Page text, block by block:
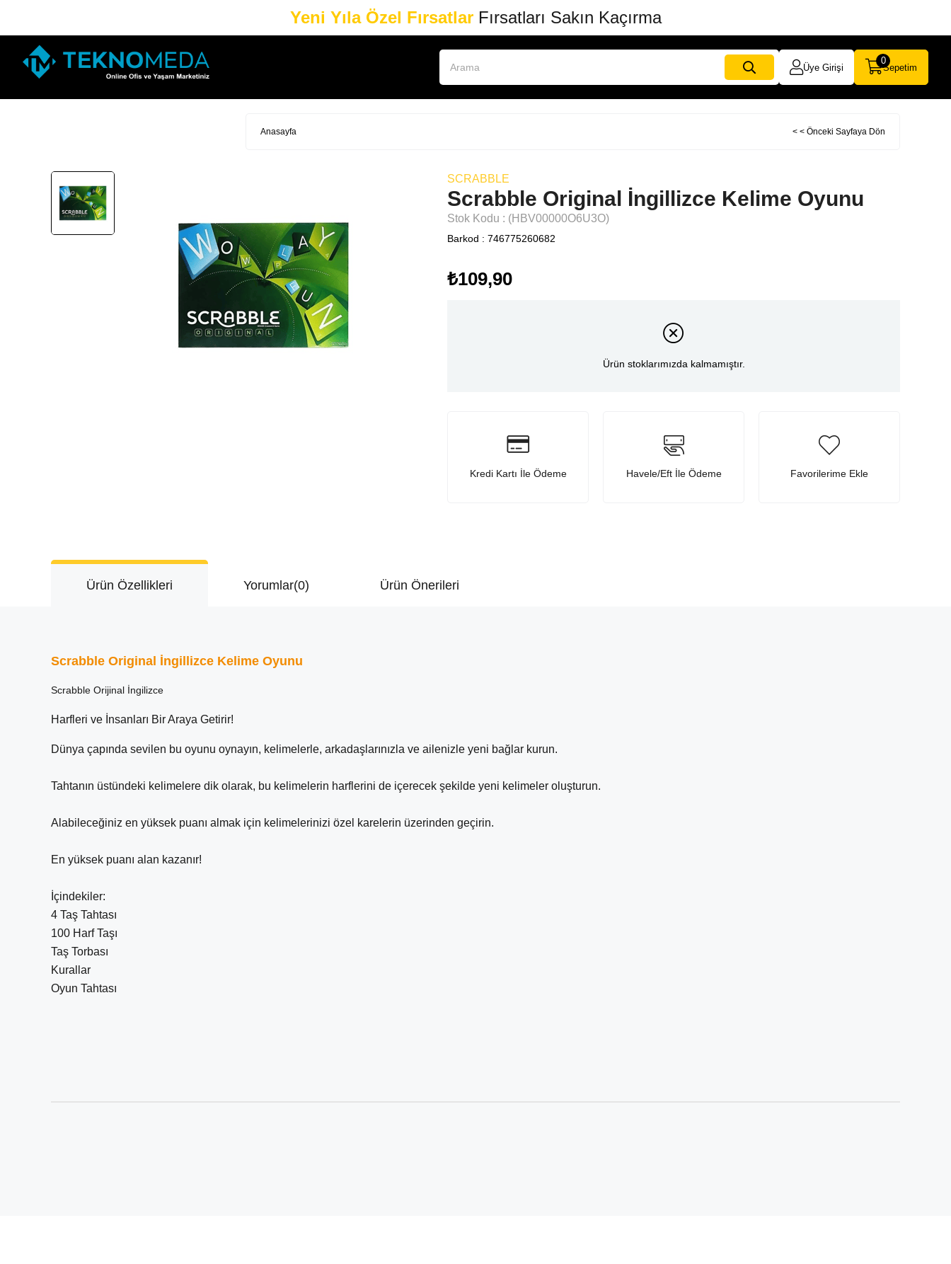
Yeni Yıla Özel FırsatlarFırsatları Sakın Kaçırma
Üye Girişi Sepetim
0
Anasayfa < < Önceki Sayfaya Dön
SCRABBLE
Scrabble Original İngillizce Kelime Oyunu
Stok Kodu (HBV00000O6U3O)
Barkod : 746775260682
₺109,90
Ürün stoklarımızda kalmamıştır.
Kredi Kartı İle Ödeme Havele/Eft İle Ödeme Favorilerime Ekle
Ürün Özellikleri Yorumlar(0) Ürün Önerileri
Scrabble Original İngillizce Kelime Oyunu
Scrabble Orijinal İngilizce
Harfleri ve İnsanları Bir Araya Getirir!
Dünya çapında sevilen bu oyunu oynayın, kelimelerle, arkadaşlarınızla ve ailenizle yeni bağlar kurun.
Tahtanın üstündeki kelimelere dik olarak, bu kelimelerin harflerini de içerecek şekilde yeni kelimeler oluşturun.
Alabileceğiniz en yüksek puanı almak için kelimelerinizi özel karelerin üzerinden geçirin.
En yüksek puanı alan kazanır!
İçindekiler:
4 Taş Tahtası
100 Harf Taşı
Taş Torbası
Kurallar
Oyun Tahtası